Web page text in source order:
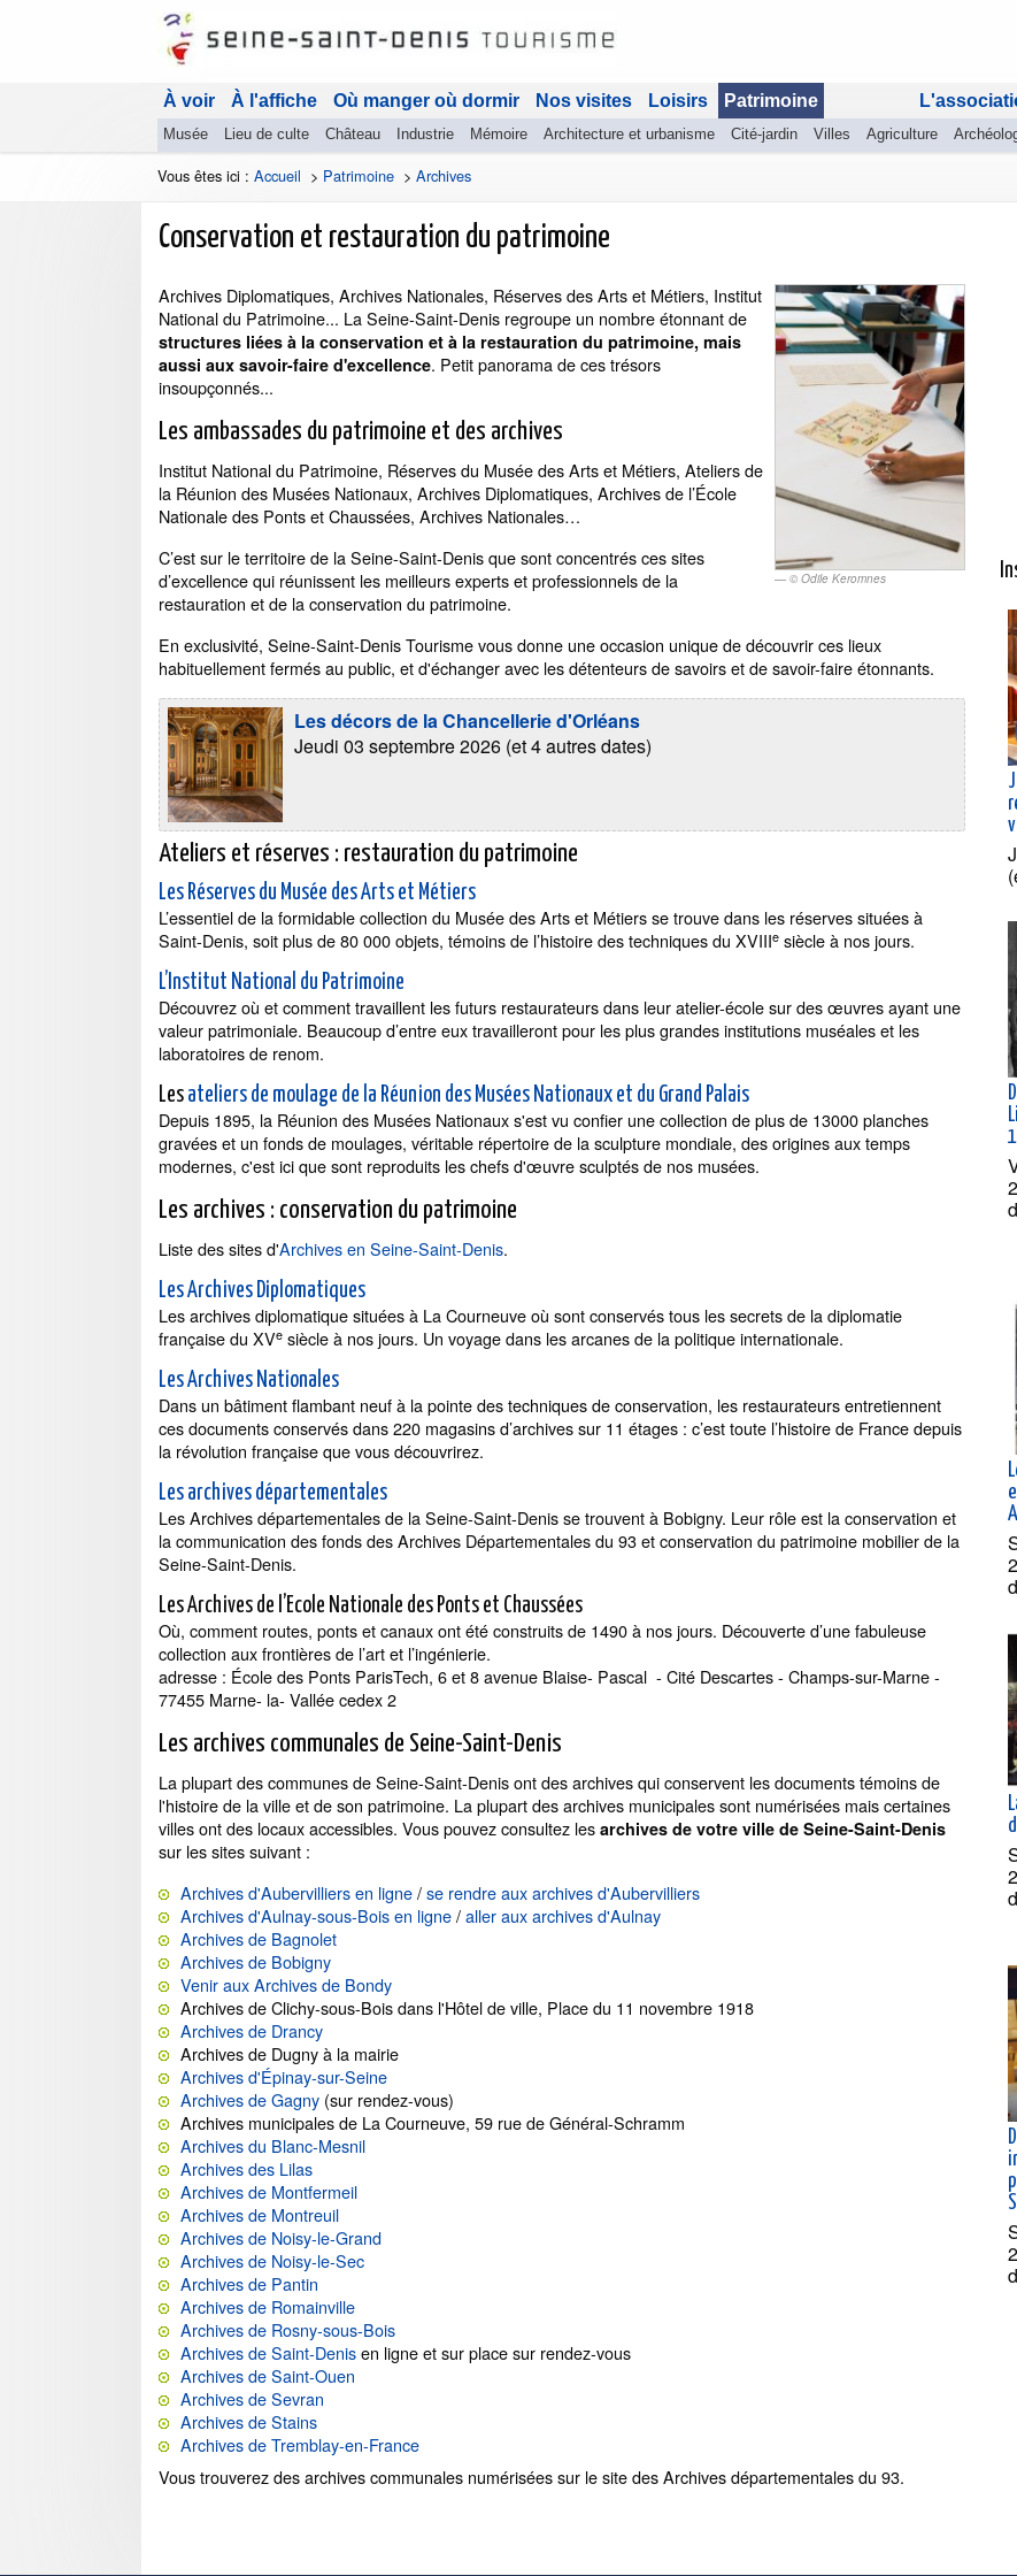
À voir À l'affiche Où manger où dormir Nos visites Loisirs Patrimoine
Musée Lieu de culte Château Industrie Mémoire Architecture et urbanisme Cité-jardin Villes Agriculture
Vous êtes ici : Accueil > Patrimoine > Archives
Conservation et restauration du patrimoine
© Odile Keromnes
Archives Diplomatiques, Archives Nationales, Réserves des Arts et Métiers, Institut
National du Patrimoine... La Seine-Saint-Denis regroupe un nombre étonnant de
structures liées à la conservation et à la restauration du patrimoine, mais
aussi aux savoir-faire d'excellence. Petit panorama de ces trésors
insoupçonnés...
Les ambassades du patrimoine et des archives
Institut National du Patrimoine, Réserves du Musée des Arts et Métiers, Ateliers de
la Réunion des Musées Nationaux, Archives Diplomatiques, Archives de l’École
Nationale des Ponts et Chaussées, Archives Nationales…
C’est sur le territoire de la Seine-Saint-Denis que sont concentrés ces sites
d’excellence qui réunissent les meilleurs experts et professionnels de la
restauration et de la conservation du patrimoine.
En exclusivité, Seine-Saint-Denis Tourisme vous donne une occasion unique de découvrir ces lieux
habituellement fermés au public, et d'échanger avec les détenteurs de savoirs et de savoir-faire étonnants.
Les décors de la Chancellerie d'Orléans
Jeudi 03 septembre 2026 (et 4 autres dates)
Ateliers et réserves : restauration du patrimoine
Les Réserves du Musée des Arts et Métiers
L’essentiel de la formidable collection du Musée des Arts et Métiers se trouve dans les réserves situées à
Saint-Denis, soit plus de 80 000 objets, témoins de l’histoire des techniques du XVIIIe siècle à nos jours.
L’Institut National du Patrimoine
Découvrez où et comment travaillent les futurs restaurateurs dans leur atelier-école sur des œuvres ayant une
valeur patrimoniale. Beaucoup d’entre eux travailleront pour les plus grandes institutions muséales et les
laboratoires de renom.
Les ateliers de moulage de la Réunion des Musées Nationaux et du Grand Palais
Depuis 1895, la Réunion des Musées Nationaux s'est vu confier une collection de plus de 13000 planches
gravées et un fonds de moulages, véritable répertoire de la sculpture mondiale, des origines aux temps
modernes, c'est ici que sont reproduits les chefs d'œuvre sculptés de nos musées.
Les archives : conservation du patrimoine
Liste des sites d'Archives en Seine-Saint-Denis.
Les Archives Diplomatiques
Les archives diplomatique situées à La Courneuve où sont conservés tous les secrets de la diplomatie
française du XVe siècle à nos jours. Un voyage dans les arcanes de la politique internationale.
Les Archives Nationales
Dans un bâtiment flambant neuf à la pointe des techniques de conservation, les restaurateurs entretiennent
ces documents conservés dans 220 magasins d’archives sur 11 étages : c’est toute l’histoire de France depuis
la révolution française que vous découvrirez.
Les archives départementales
Les Archives départementales de la Seine-Saint-Denis se trouvent à Bobigny. Leur rôle est la conservation et
la communication des fonds des Archives Départementales du 93 et conservation du patrimoine mobilier de la
Seine-Saint-Denis.
Les Archives de l’Ecole Nationale des Ponts et Chaussées
Où, comment routes, ponts et canaux ont été construits de 1490 à nos jours. Découverte d’une fabuleuse
collection aux frontières de l’art et l’ingénierie.
adresse : École des Ponts ParisTech, 6 et 8 avenue Blaise- Pascal - Cité Descartes - Champs-sur-Marne -
77455 Marne- la- Vallée cedex 2
Les archives communales de Seine-Saint-Denis
La plupart des communes de Seine-Saint-Denis ont des archives qui conservent les documents témoins de
l'histoire de la ville et de son patrimoine. La plupart des archives municipales sont numérisées mais certaines
villes ont des locaux accessibles. Vous pouvez consultez les archives de votre ville de Seine-Saint-Denis
sur les sites suivant :
Archives d'Aubervilliers en ligne/se rendre aux archives d'Aubervilliers
Archives d'Aulnay-sous-Bois en ligne/aller aux archives d'Aulnay
Archives de Bagnolet
Archives de Bobigny
Venir aux Archives de Bondy
Archives de Clichy-sous-Bois dans l'Hôtel de ville, Place du 11 novembre 1918
Archives de Drancy
Archives de Dugny à la mairie
Archives d'Épinay-sur-Seine
Archives de Gagny (sur rendez-vous)
Archives municipales de La Courneuve, 59 rue de Général-Schramm
Archives du Blanc-Mesnil
Archives des Lilas
Archives de Montfermeil
Archives de Montreuil
Archives de Noisy-le-Grand
Archives de Noisy-le-Sec
Archives de Pantin
Archives de Romainville
Archives de Rosny-sous-Bois
Archives de Saint-Denisen ligne et sur place sur rendez-vous
Archives de Saint-Ouen
Archives de Sevran
Archives de Stains
Archives de Tremblay-en-France
Vous trouverez des archives communales numérisées sur le site des Archives départementales du 93.